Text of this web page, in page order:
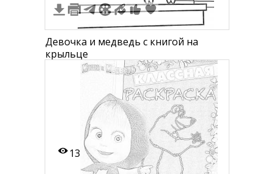
Девочка и медведь с книгой на
крыльце
13